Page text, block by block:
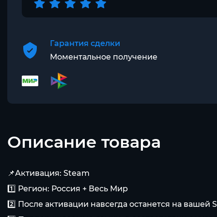
Гарантия сделки
Моментальное получение
Описание товара
📌Активация: Steam
1️⃣ Регион: Россия + Весь Мир
2️⃣ После активации навсегда останется на вашей